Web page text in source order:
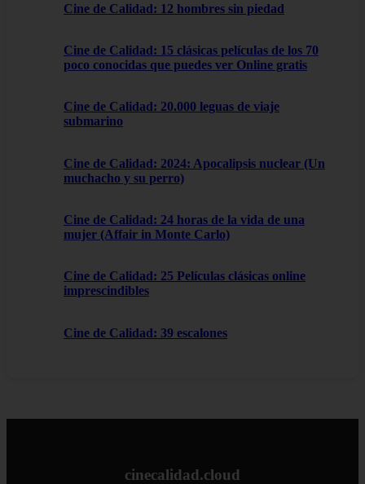
Cine de Calidad: 12 hombres sin piedad
Cine de Calidad: 15 clásicas películas de los 70
poco conocidas que puedes ver Online gratis
Cine de Calidad: 20.000 leguas de viaje
submarino
Cine de Calidad: 2024: Apocalipsis nuclear (Un
muchacho y su perro)
Cine de Calidad: 24 horas de la vida de una
mujer (Affair in Monte Carlo)
Cine de Calidad: 25 Películas clásicas online
imprescindibles
Cine de Calidad: 39 escalones
cinecalidad.cloud